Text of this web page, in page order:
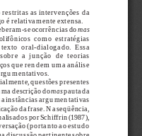
as intervenções da
é relativamente extensa.
se ocorrências do mas
como  estratégias
oral-dialogado.  Essa
a  junção  de  teorias
que rendem uma análise
questões presentes
descrição do mas pautada
instâncias argumentativas
da frase. Na seqüência,
por Schiffrin (1987),
(portanto ao estudo